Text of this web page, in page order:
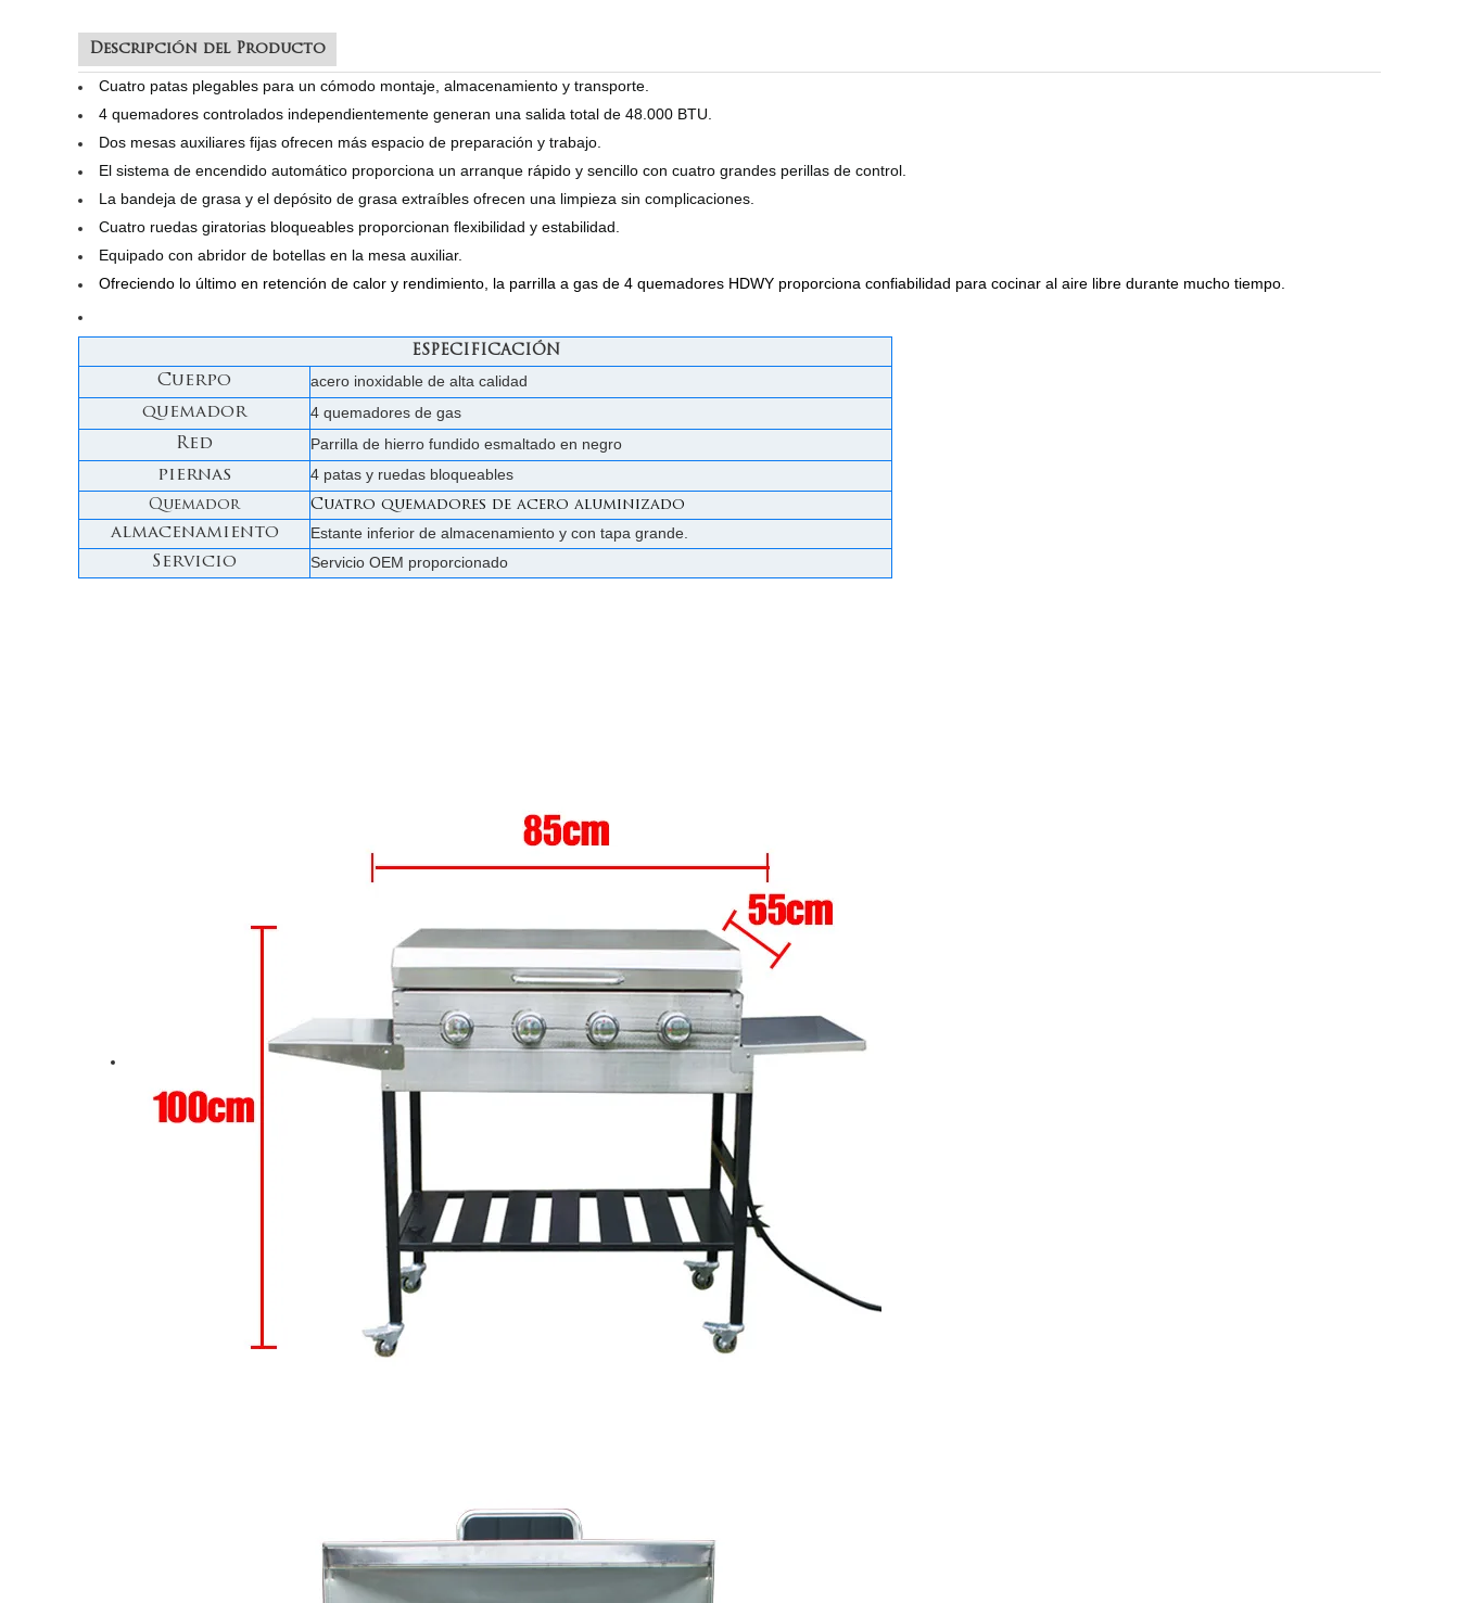
Descripción del Producto
Cuatro patas plegables para un cómodo montaje, almacenamiento y transporte.
4 quemadores controlados independientemente generan una salida total de 48.000 BTU.
Dos mesas auxiliares fijas ofrecen más espacio de preparación y trabajo.
El sistema de encendido automático proporciona un arranque rápido y sencillo con cuatro grandes perillas de control.
La bandeja de grasa y el depósito de grasa extraíbles ofrecen una limpieza sin complicaciones.
Cuatro ruedas giratorias bloqueables proporcionan flexibilidad y estabilidad.
Equipado con abridor de botellas en la mesa auxiliar.
Ofreciendo lo último en retención de calor y rendimiento, la parrilla a gas de 4 quemadores HDWY proporciona confiabilidad para cocinar al aire libre durante mucho tiempo.
ESPECIFICACIÓN
Cuerpo
acero inoxidable de alta calidad
quemador
4 quemadores de gas
Red
Parrilla de hierro fundido esmaltado en negro
piernas
4 patas y ruedas bloqueables
Quemador Cuatro quemadores de acero aluminizado
almacenamiento
Estante inferior de almacenamiento y con tapa grande.
Servicio
Servicio OEM proporcionado